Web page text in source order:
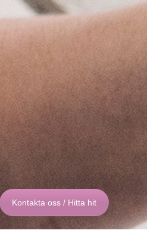
Kontakta oss / Hitta hit